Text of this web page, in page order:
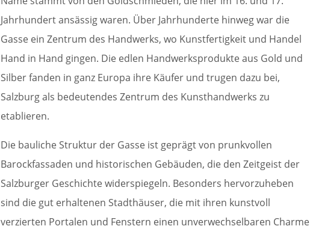
Jahrhundert ansässig waren. Über Jahrhunderte hinweg war die
Gasse ein Zentrum des Handwerks, wo Kunstfertigkeit und Handel
Hand in Hand gingen. Die edlen Handwerksprodukte aus Gold und
Silber fanden in ganz Europa ihre Käufer und trugen dazu bei,
Salzburg als bedeutendes Zentrum des Kunsthandwerks zu
etablieren.
Die bauliche Struktur der Gasse ist geprägt von prunkvollen
Barockfassaden und historischen Gebäuden, die den Zeitgeist der
Salzburger Geschichte widerspiegeln. Besonders hervorzuheben
sind die gut erhaltenen Stadthäuser, die mit ihren kunstvoll
verzierten Portalen und Fenstern einen unverwechselbaren Charme